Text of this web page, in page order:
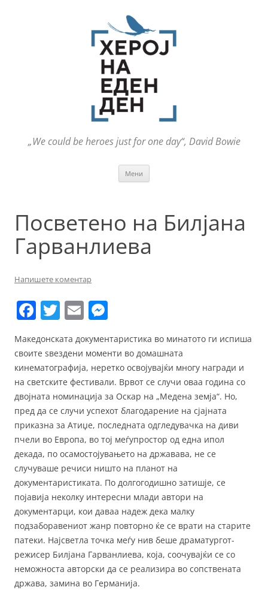
„We could be heroes just for one day“, David Bowie
Мени
Посветено на Билјана
Гарванлиева
Напишете коментар
F
c
e
b
o
o
k
T
itt
er
E
ai
l
ss
e
n
g
er
Македонската документаристика во минатото ги испиша
своите ѕвездени моменти во домашната
кинематографија, неретко освојувајќи многу награди и
на светските фестивали. Врвот се случи оваа година со
двојната номинација за Оскар на „Медена земја“. Но,
пред да се случи успехот благодарение на сјајната
приказна за Атиџе, последната одгледувачка на диви
пчели во Европа, во тој меѓупростор од една ипол
декада, по осамостојувањето на државава, не се
случуваше речиси ништо на планот на
документаристиката. По долгогодишно затишје, се
појавија неколку интересни млади автори на
документарци, кои даваа надеж дека малку
подзаборавениот жанр повторно ќе се врати на старите
патеки. Најсветла точка меѓу нив беше драматургот-
режисер Билјана Гарванлиева, која, соочувајќи се со
неможноста авторски да се реализира во сопствената
држава, замина во Германија.